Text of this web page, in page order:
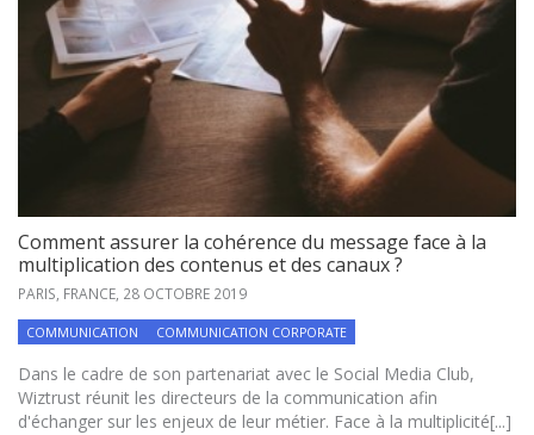
Comment assurer la cohérence du message face à la
multiplication des contenus et des canaux ?
PARIS, FRANCE, 28 OCTOBRE 2019
COMMUNICATION COMMUNICATION CORPORATE
Dans le cadre de son partenariat avec le Social Media Club,
Wiztrust réunit les directeurs de la communication afin
d'échanger sur les enjeux de leur métier. Face à la multiplicité[...]